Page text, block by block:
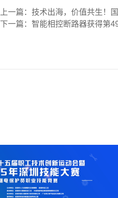
上一篇：
下一篇：智能相控断路器获得第